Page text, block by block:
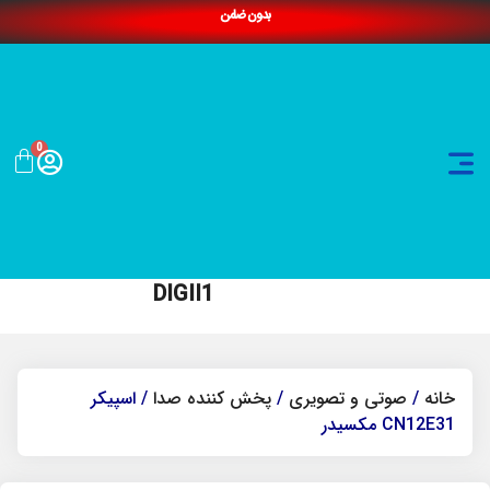
بدون ضامن
0
DIGII1
خانه / صوتی و تصویری / پخش کننده صدا / اسپیکر
CN12E31 مکسیدر